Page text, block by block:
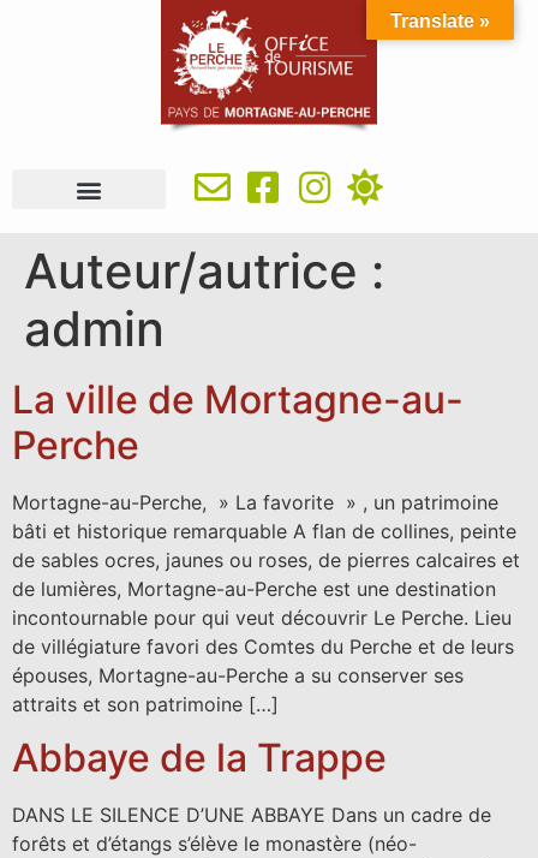
Auteur/autrice :
admin
La ville de Mortagne-au-
Perche
Mortagne-au-Perche, » La favorite » , un patrimoine
bâti et historique remarquable A flan de collines, peinte
de sables ocres, jaunes ou roses, de pierres calcaires et
de lumières, Mortagne-au-Perche est une destination
incontournable pour qui veut découvrir Le Perche. Lieu
de villégiature favori des Comtes du Perche et de leurs
épouses, Mortagne-au-Perche a su conserver ses
attraits et son patrimoine […]
Abbaye de la Trappe
DANS LE SILENCE D’UNE ABBAYE Dans un cadre de
forêts et d’étangs s’élève le monastère (néo-
Translate »